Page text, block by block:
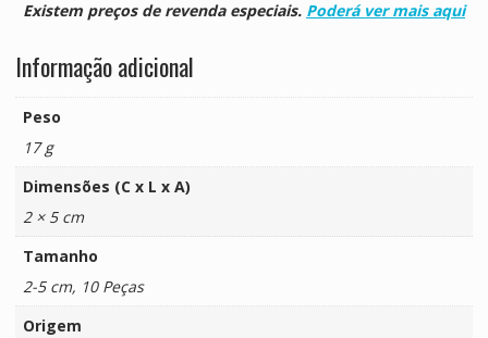
Existem preços de revenda especiais. Poderá ver mais aqui
Informação adicional
Peso
17 g
Dimensões (C x L x A)
2 × 5 cm
Tamanho
2-5 cm, 10 Peças
Origem